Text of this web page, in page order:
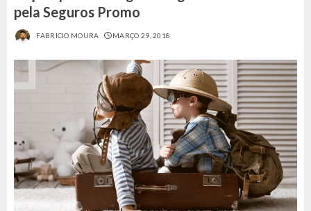
pela Seguros Promo
FABRICIO MOURA MARÇO 29, 2018